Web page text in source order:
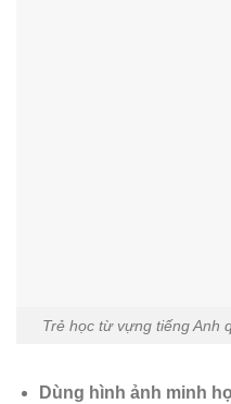
Trẻ học từ vựng tiếng Anh
Dùng hình ảnh minh